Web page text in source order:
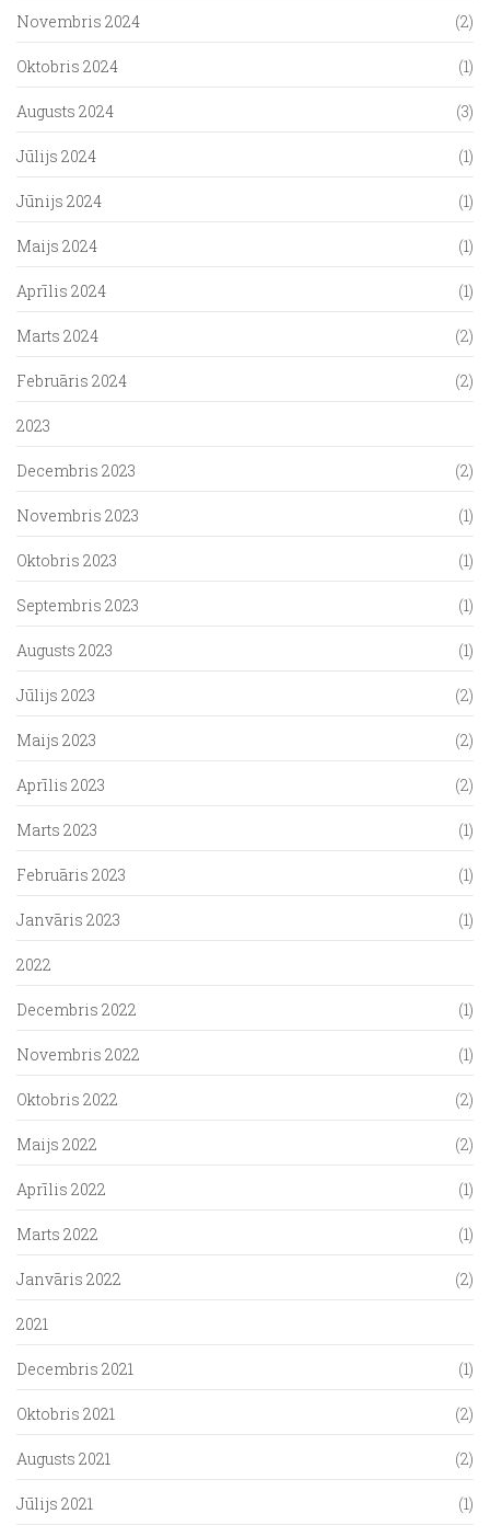
Novembris 2024 (2)
Oktobris 2024 (1)
Augusts 2024 (3)
Jūlijs 2024 (1)
Jūnijs 2024 (1)
Maijs 2024 (1)
Aprīlis 2024 (1)
Marts 2024 (2)
Februāris 2024 (2)
2023
Decembris 2023 (2)
Novembris 2023 (1)
Oktobris 2023 (1)
Septembris 2023 (1)
Augusts 2023 (1)
Jūlijs 2023 (2)
Maijs 2023 (2)
Aprīlis 2023 (2)
Marts 2023 (1)
Februāris 2023 (1)
Janvāris 2023 (1)
2022
Decembris 2022 (1)
Novembris 2022 (1)
Oktobris 2022 (2)
Maijs 2022 (2)
Aprīlis 2022 (1)
Marts 2022 (1)
Janvāris 2022 (2)
2021
Decembris 2021 (1)
Oktobris 2021 (2)
Augusts 2021 (2)
Jūlijs 2021 (1)